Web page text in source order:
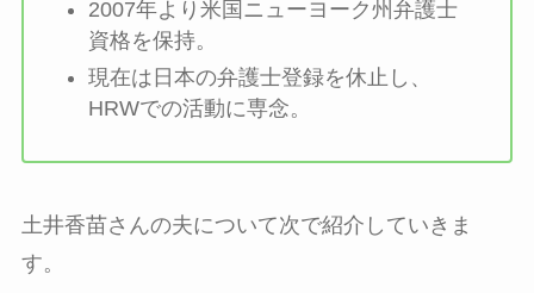
2007年より米国ニューヨーク州弁護士
資格を保持。
現在は日本の弁護士登録を休止し、
HRWでの活動に専念。
土井香苗さんの夫について次で紹介していきま
す。